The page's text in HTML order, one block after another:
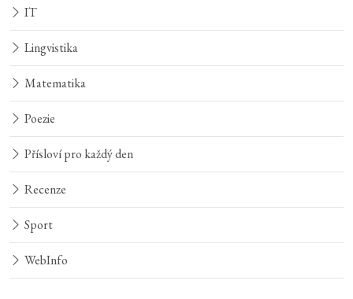
IT
Lingvistika
Matematika
Poezie
Přísloví pro každý den
Recenze
Sport
WebInfo